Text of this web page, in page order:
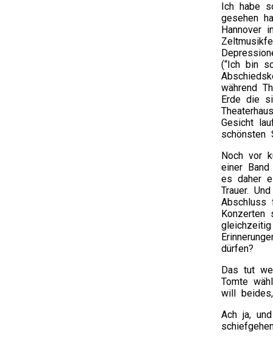
Ich habe
gesehen
Hannover
(“Ich bin
während
Erde die
Gesicht
schönsten
Noch vor
einer
es daher
Trauer.
Abschluss
Konzerten
dürfen?
Das tut
Tomte
will
Ach ja,